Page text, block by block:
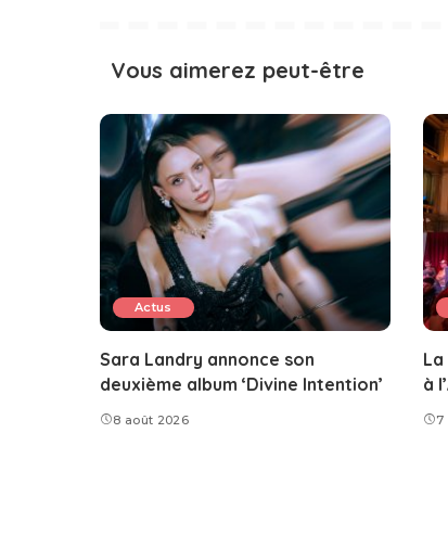
Vous aimerez peut-être
Actus
Sara Landry annonce son
deuxième album ‘Divine Intention’
8 août 2026
à
7